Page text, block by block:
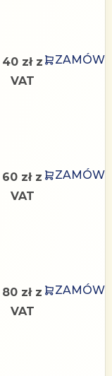
40 zł z
VAT
ZAMÓW
60 zł z
VAT
ZAMÓW
80 zł z
VAT
ZAMÓW